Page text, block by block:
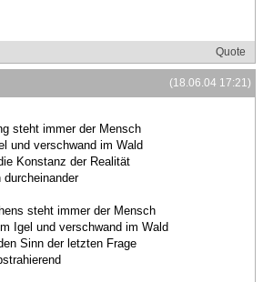
Quote
(18.06.04 17:21)
steht immer der Mensch
und verschwand im Wald
Konstanz der Realität
steht immer der Mensch
Igel und verschwand im Wald
Sinn der letzten Frage